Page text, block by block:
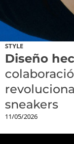
STYLE
Diseño
sneakers
11/05/2026